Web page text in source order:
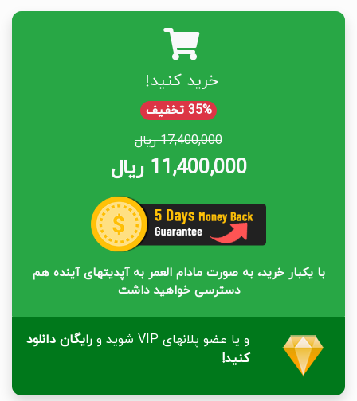
خرید کنید!
35% تخفیف
17,400,000 ریال
11,400,000 ریال
با یکبار خرید، به صورت مادام العمر به آپدیتهای آینده هم
دسترسی خواهید داشت
و یا عضو پلانهای VIP شوید و
رایگان دانلود
کنید!